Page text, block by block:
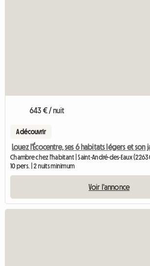
643 € / nuit
A découvrir
Louez l'Écocentre, ses 6 habitats légers et son
Chambre chez l'habitant | Saint-André-des-Eaux
10 pers. | 2 nuits minimum
Voir l'annonce